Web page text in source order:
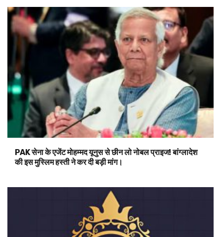
PAK सेना के एजेंट मोहम्मद यूनुस से छीन लो नोबल प्राइज! बांग्लादेश
की इस मुस्लिम हस्ती ने कर दी बड़ी मांग।